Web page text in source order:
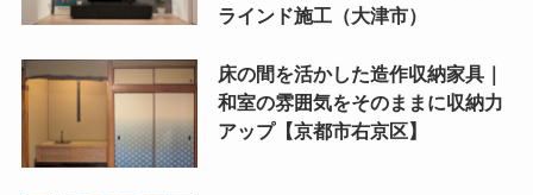
ラインド施工（大津市）
床の間を活かした造作収納家具｜
和室の雰囲気をそのままに収納力
アップ【京都市右京区】